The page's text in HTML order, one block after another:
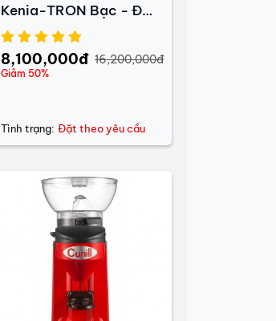
Kenia-TRON Bạc - Đã
qua sử dụng
8,100,000đ 16,200,000đ
Giảm 50%
Tình trạng: Đặt theo yêu cầu